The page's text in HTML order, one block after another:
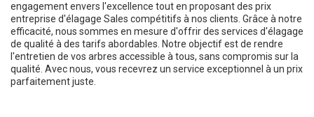
engagement envers l'excellence tout en proposant des prix
entreprise d'élagage Sales compétitifs à nos clients. Grâce à notre
efficacité, nous sommes en mesure d'offrir des services d'élagage
de qualité à des tarifs abordables. Notre objectif est de rendre
l'entretien de vos arbres accessible à tous, sans compromis sur la
qualité. Avec nous, vous recevrez un service exceptionnel à un prix
parfaitement juste.